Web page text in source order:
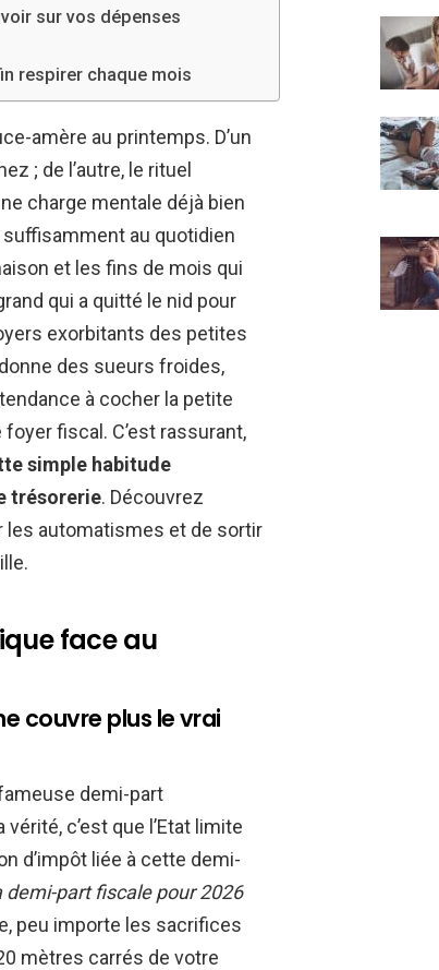
sur vos dépenses
respirer chaque mois
amère au printemps. D’un
; de l’autre, le rituel
charge mentale déjà bien
au quotidien
et les fins de mois qui
qui a quitté le nid pour
exorbitants des petites
des sueurs froides,
à cocher la petite
fiscal. C’est rassurant,
simple habitude
trésorerie. Découvrez
les automatismes et de sortir
face au
couvre plus le vrai
demi-part
c’est que l’Etat limite
d’impôt liée à cette demi-
demi-part fiscale pour 2026
peu importe les sacrifices
mètres carrés de votre